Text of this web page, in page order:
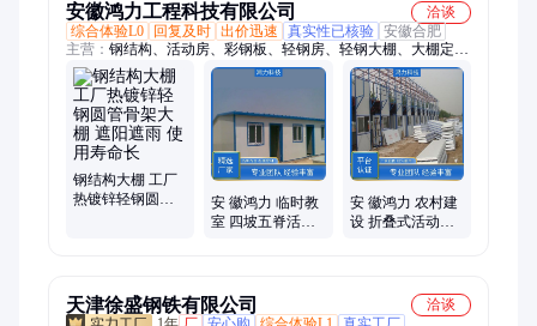
安徽鸿力工程科技有限公司
洽谈
综合体验L0
回复及时 出价迅速 真实性已核验 安徽合肥
主营： 钢结构、活动房、彩钢板、轻钢房、轻钢大棚、大棚定
制、活动板房、预制围挡、大棚彩钢、中式围墙
钢结构大棚 工厂
热镀锌轻钢圆管
安 徽鸿力 临时教
室 四坡五脊活动
安 徽鸿力 农村建
设 折叠式活动房
天津徐盛钢铁有限公司
洽谈